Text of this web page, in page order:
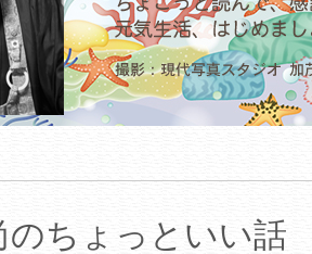
のちょっといい話